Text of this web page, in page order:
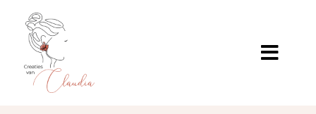
inhoud
Toggle